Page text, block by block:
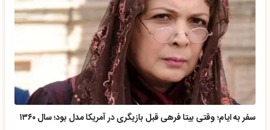
سفر به ایام؛ وقتی بیتا فرهی قبل بازیگری در آمریکا مدل بود؛ سال ۱۳۶۰